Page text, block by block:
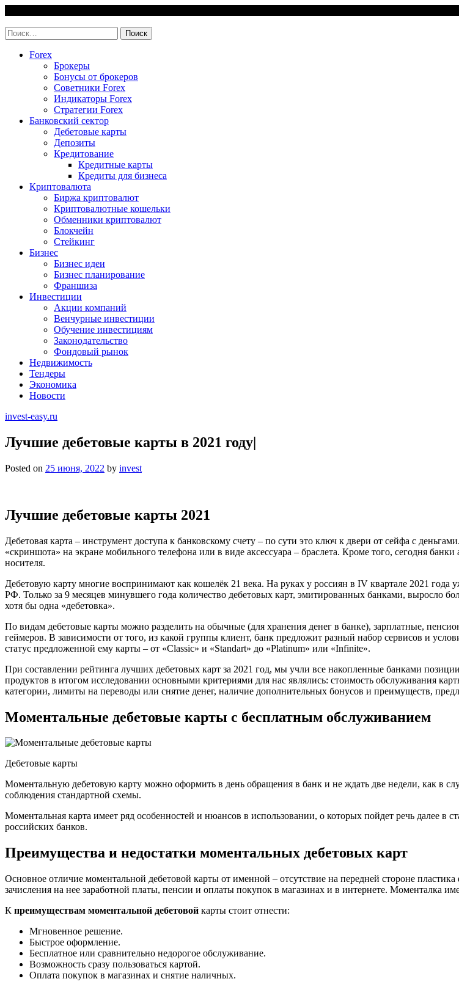
content
Найти:
Forex
Брокеры
Бонусы от брокеров
Советники Forex
Индикаторы Forex
Стратегии Forex
Банковский сектор
Дебетовые карты
Депозиты
Кредитование
Кредитные карты
Кредиты для бизнеса
Криптовалюта
Биржа криптовалют
Криптовалютные кошельки
Обменники криптовалют
Блокчейн
Стейкинг
Бизнес
Бизнес идеи
Бизнес планирование
Франшиза
Инвестиции
Акции компаний
Венчурные инвестиции
Обучение инвестициям
Законодательство
Фондовый рынок
Недвижимость
Тендеры
Экономика
Новости
invest-easy.ru
Лучшие дебетовые карты в 2021 году|
Posted on 25 июня, 2022 by invest
Лучшие дебетовые карты 2021
Дебетовая карта – инструмент доступа к банковскому счету – по сути это ключ к двери от сейфа с
«скриншота» на экране мобильного телефона или в виде аксессуара – браслета. Кроме того, сегодня
носителя.
Дебетовую карту многие воспринимают как кошелёк 21 века. На руках у россиян в IV квартале 2021 года
РФ. Только за 9 месяцев минувшего года количество дебетовых карт, эмитированных банками, выросло
хотя бы одна «дебетовка».
По видам дебетовые карты можно разделить на обычные (для хранения денег в банке), зарплатные,
геймеров. В зависимости от того, из какой группы клиент, банк предложит разный набор сервисов и
статус предложенной ему карты – от «Classic» и «Standart» до «Platinum» или «Infinite».
При составлении рейтинга лучших дебетовых карт за 2021 год, мы учли все накопленные банками
продуктов в итогом исследовании основными критериями для нас являлись: стоимость обслуживания
категории, лимиты на переводы или снятие денег, наличие дополнительных бонусов и преимуществ,
Моментальные дебетовые карты с бесплатным обслуживанием
Дебетовые карты
Моментальную дебетовую карту можно оформить в день обращения в банк и не ждать две недели, как в
соблюдения стандартной схемы.
Моментальная карта имеет ряд особенностей и нюансов в использовании, о которых пойдет речь далее в
российских банков.
Преимущества и недостатки моментальных дебетовых карт
Основное отличие моментальной дебетовой карты от именной – отсутствие на передней стороне
зачисления на нее заработной платы, пенсии и оплаты покупок в магазинах и в интернете. Моменталка
К преимуществам моментальной дебетовой карты стоит отнести:
Мгновенное решение.
Быстрое оформление.
Бесплатное или сравнительно недорогое обслуживание.
Возможность сразу пользоваться картой.
Оплата покупок в магазинах и снятие наличных.